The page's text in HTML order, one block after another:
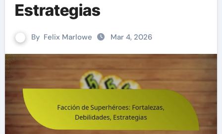
Estrategias
By Felix Marlowe Mar 4, 2026